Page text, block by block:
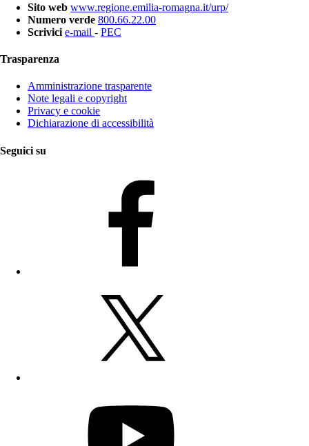
Sito web www.regione.emilia-romagna.it/urp/
Numero verde 800.66.22.00
Scrivici e-mail - PEC
Trasparenza
Amministrazione trasparente
Note legali e copyright
Privacy e cookie
Dichiarazione di accessibilità
Seguici su